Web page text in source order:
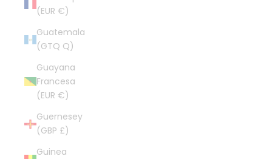
(EUR €)
Guatemala
(GTQ Q)
Guayana
Francesa
(EUR €)
Guernesey
(GBP £)
Guinea